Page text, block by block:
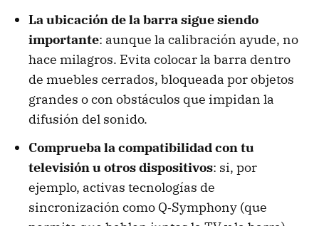
La ubicación de la barra sigue siendo
importante: aunque la calibración ayude, no
hace milagros. Evita colocar la barra dentro
de muebles cerrados, bloqueada por objetos
grandes o con obstáculos que impidan la
difusión del sonido.
Comprueba la compatibilidad con tu
televisión u otros dispositivos: si, por
ejemplo, activas tecnologías de
sincronización como Q‑Symphony (que